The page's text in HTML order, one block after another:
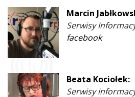
Marcin
Serwisy
facebook
Beata Kociołek:
Serwisy